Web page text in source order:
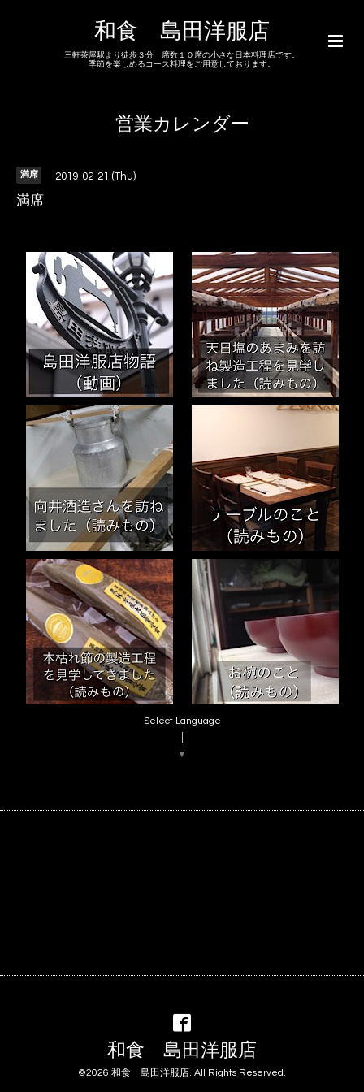
和食 島田洋服店
三軒茶屋駅より徒歩３分 席数１０席の小さな日本料理店です。
季節を楽しめるコース料理をご用意しております。
営業カレンダー
満席 2019-02-21 (Thu)
満席
Select Language
▼
和食 島田洋服店
©2026 和食 島田洋服店. All Rights Reserved.